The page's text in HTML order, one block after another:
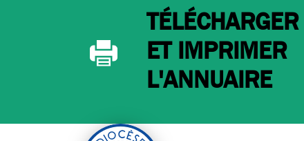
TÉLÉCHARGER
ET IMPRIMER
L'ANNUAIRE